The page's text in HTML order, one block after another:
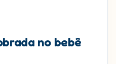
no bebê